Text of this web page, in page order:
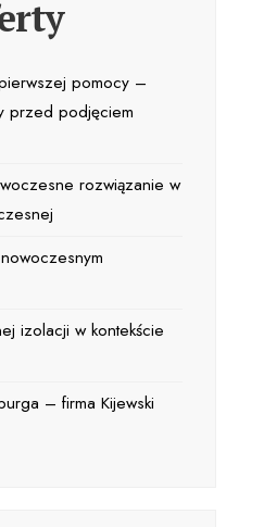
pomocy –
przed podjęciem
rozwiązanie w
izolacji w kontekście
– firma Kijewski